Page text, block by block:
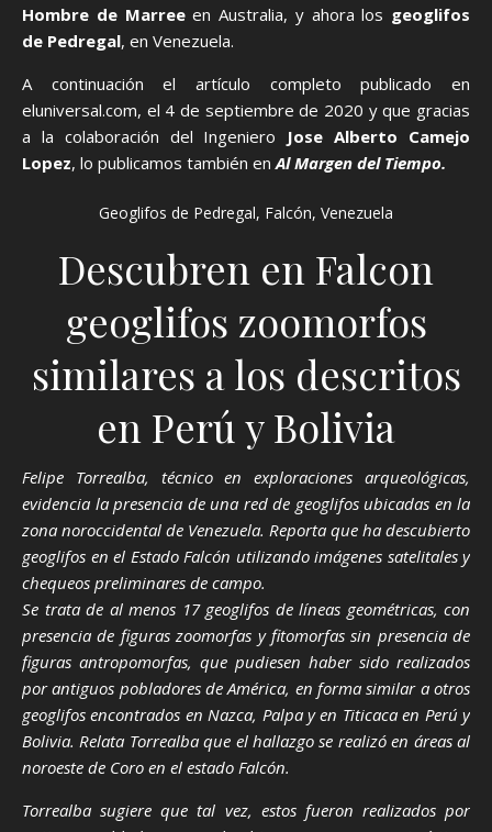
Hombre de Marreeen Australia, y ahora los geoglifos
de Pedregal, en Venezuela.
A continuación el artículo completo publicado en
eluniversal.com, el 4 de septiembre de 2020 y que gracias
a la colaboración del Ingeniero Jose Alberto Camejo
Lopez, lo publicamos también enAl Margen del Tiempo.
Geoglifos de Pedregal, Falcón, Venezuela
Descubren en Falcon
geoglifos zoomorfos
similares a los descritos
en Perú y Bolivia
Felipe Torrealba, técnico en exploraciones arqueológicas,
evidencia la presencia de una red de geoglifos ubicadas en la
zona noroccidental de Venezuela. Reporta que ha descubierto
geoglifos en el Estado Falcón utilizando imágenes satelitales y
chequeos preliminares de campo.
Se trata de al menos 17 geoglifos de líneas geométricas, con
presencia de figuras zoomorfas y fitomorfas sin presencia de
figuras antropomorfas, que pudiesen haber sido realizados
por antiguos pobladores de América, en forma similar a otros
geoglifos encontrados en Nazca, Palpa y en Titicaca en Perú y
Bolivia. Relata Torrealba que el hallazgo se realizó en áreas al
noroeste de Coro en el estado Falcón.
Torrealba sugiere que tal vez, estos fueron realizados por